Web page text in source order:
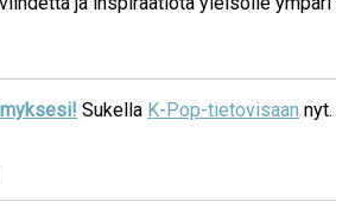
Sukella K-Pop-tietovisaan nyt.